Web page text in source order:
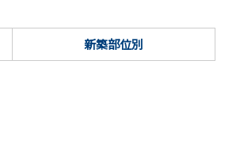
新築部位別